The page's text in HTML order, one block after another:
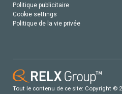
Politique publicitaire
Cookie settings
Politique de la vie privée
Tout le contenu de ce site: Copyright ©